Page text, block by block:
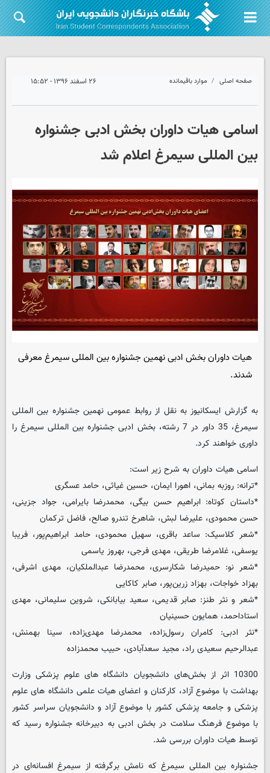
صفحه اصلی موارد باقیمانده ۲۶ اسفند ۱۳۹۶ - ۱۵:۵۲
اسامی هیات داوران بخش ادبی جشنواره
بین المللی سیمرغ اعلام شد
هیات داوران بخش ادبی نهمین جشنواره بین المللی سیمرغ معرفی
شدند.
به گزارش ایسکانیوز به نقل از روابط عمومی نهمین جشنواره بین المللی
سیمرغ، 35 داور در 7 رشته، بخش ادبی جشنواره بین المللی سیمرغ را
داوری خواهند کرد.
اسامی هیات داوران به شرح زیر است:
*ترانه: روزبه بمانی، اهورا ایمان، حسین غیاثی، حامد عسگری
*داستان کوتاه: ابراهیم حسن بیگی، محمدرضا بایرامی، جواد جزینی،
حسن محمودی، علیرضا لبش، شاهرخ تندرو صالح، فاضل ترکمان
*شعر کلاسیک: ساعد باقری، سهیل محمودی، حامد ابراهیم‌پور، فریبا
یوسفی، غلامرضا طریقی، مهدی فرجی، بهروز یاسمی
*شعر نو: حمیدرضا شکارسری، محمدرضا عبدالملکیان، مهدی اشرفی،
بهزاد خواجات، بهزاد زرین‌پور، صابر کاکایی
*شعر و نثر طنز: صابر قدیمی، سعید بیابانکی، شروین سلیمانی، مهدی
استاداحمد، همایون حسینیان
*نثر ادبی: کامران رسول‌زاده، محمدرضا مهدی‌زاده، سینا بهمنش،
عبدالرحیم سعیدی راد، مجید سعدآبادی، حبیب محمدزاده
10300 اثر از بخش‌های دانشجویان دانشگاه های علوم پزشکی وزارت
بهداشت با موضوع آزاد، کارکنان و اعضای هیات علمی دانشگاه های علوم
پزشکی و جامعه پزشکی کشور با موضوع آزاد و دانشجویان سراسر کشور
با موضوع فرهنگ سلامت در بخش ادبی به دبیرخانه جشنواره رسید که
توسط هیات داوران بررسی شد.
جشنواره بین المللی سیمرغ که نامش برگرفته از سیمرغ افسانه‌ای در